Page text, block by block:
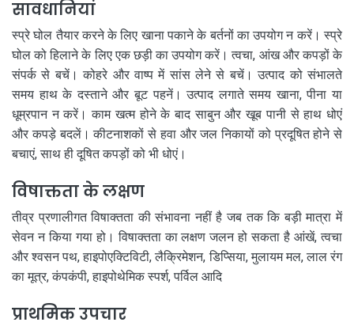
सावधानियां
स्प्रे घोल तैयार करने के लिए खाना पकाने के बर्तनों का उपयोग न करें। स्प्रे
घोल को हिलाने के लिए एक छड़ी का उपयोग करें। त्वचा, आंख और कपड़ों के
संपर्क से बचें। कोहरे और वाष्प में सांस लेने से बचें। उत्पाद को संभालते
समय हाथ के दस्ताने और बूट पहनें। उत्पाद लगाते समय खाना, पीना या
धूम्रपान न करें। काम खत्म होने के बाद साबुन और खूब पानी से हाथ धोएं
और कपड़े बदलें। कीटनाशकों से हवा और जल निकायों को प्रदूषित होने से
बचाएं, साथ ही दूषित कपड़ों को भी धोएं।
विषाक्तता के लक्षण
तीव्र प्रणालीगत विषाक्तता की संभावना नहीं है जब तक कि बड़ी मात्रा में
सेवन न किया गया हो। विषाक्तता का लक्षण जलन हो सकता है आंखें, त्वचा
और श्वसन पथ, हाइपोएक्टिविटी, लैक्रिमेशन, डिप्सिया, मुलायम मल, लाल रंग
का मूत्र, कंपकंपी, हाइपोथेमिक स्पर्श, पर्विल आदि
प्राथमिक उपचार